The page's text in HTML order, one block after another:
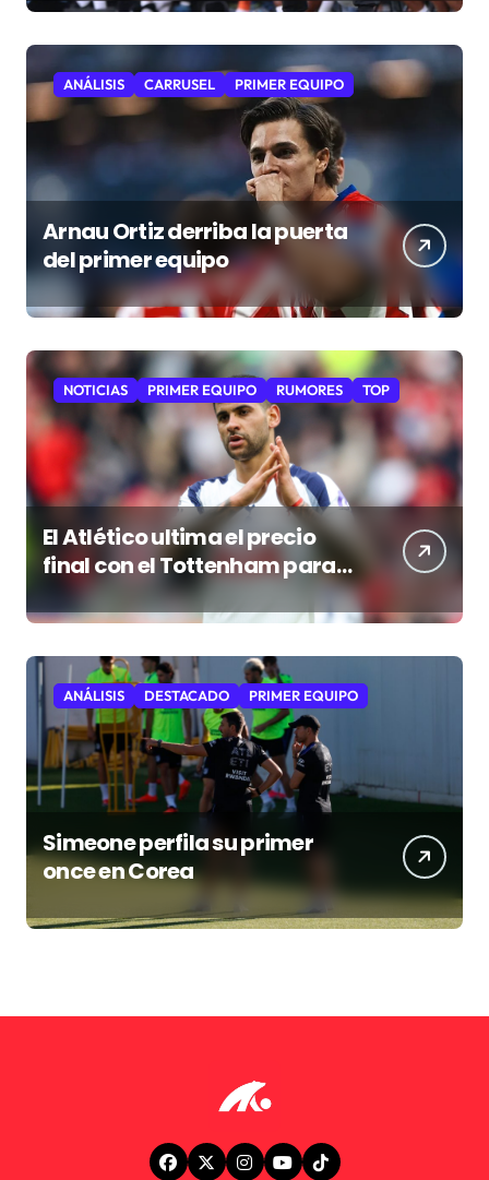
ANÁLISIS CARRUSEL PRIMER EQUIPO
Arnau Ortiz derriba la puerta
del primer equipo
NOTICIAS PRIMER EQUIPO RUMORES TOP
El Atlético ultima el precio
final con el Tottenham para
cerrar al “Cuti” Romero
ANÁLISIS DESTACADO PRIMER EQUIPO
Simeone perfila su primer
once en Corea